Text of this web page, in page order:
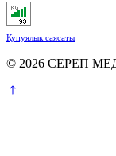
Купуялык саясаты
© 2026 СЕРЕП